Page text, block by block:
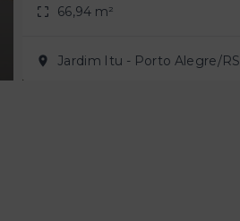
66,94 m²
Jardim Itu - Porto Alegre/RS